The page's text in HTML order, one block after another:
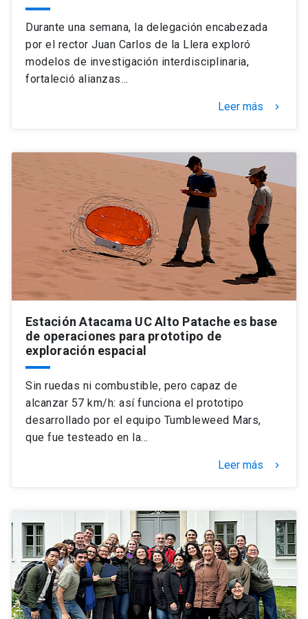
Durante una semana, la delegación encabezada
por el rector Juan Carlos de la Llera exploró
modelos de investigación interdisciplinaria,
fortaleció alianzas…
Leer más keyboard_arrow_right
Estación Atacama UC Alto Patache es base
de operaciones para prototipo de
exploración espacial
Sin ruedas ni combustible, pero capaz de
alcanzar 57 km/h: así funciona el prototipo
desarrollado por el equipo Tumbleweed Mars,
que fue testeado en la…
Leer más keyboard_arrow_right